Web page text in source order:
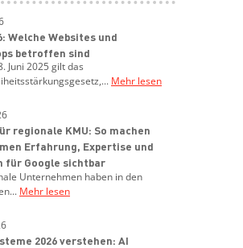
Welche Websites und
betroffen sind
Juni 2025 gilt das
Mehr lesen
regionale KMU: So machen
Erfahrung, Expertise und
für Google sichtbar
Unternehmen haben in den
Mehr lesen
2026 verstehen: AI